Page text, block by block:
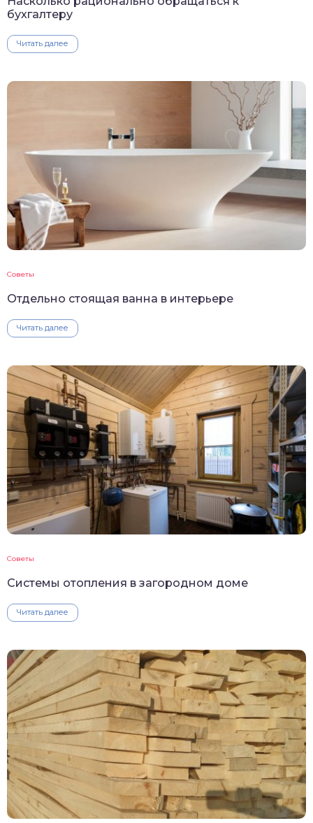
бухгалтеру
Читать далее
Советы
Отдельно стоящая ванна в интерьере
Читать далее
Советы
Системы отопления в загородном доме
Читать далее